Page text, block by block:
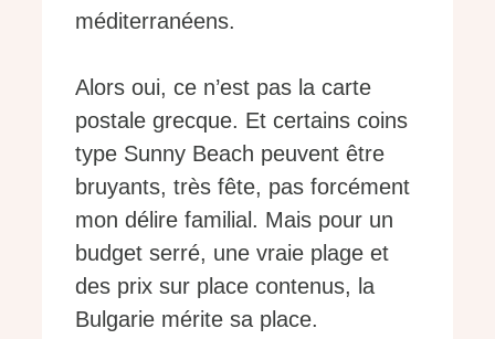
méditerranéens.
Alors oui, ce n’est pas la carte
postale grecque. Et certains coins
type Sunny Beach peuvent être
bruyants, très fête, pas forcément
mon délire familial. Mais pour un
budget serré, une vraie plage et
des prix sur place contenus, la
Bulgarie mérite sa place.